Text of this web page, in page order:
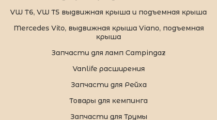
VW T6, VW T5 выдвижная крыша и подъемная крыша
Mercedes Vito, выдвижная крыша Viano, подъемная
крыша
Запчасти для ламп Campingaz
Vanlife расширения
Запчасти для Рейха
Товары для кемпинга
Запчасти для Трумы